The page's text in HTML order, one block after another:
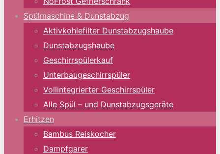
Spülmaschine & Dunstabzug
Aktivkohlefilter Dunstabzugshaube
Dunstabzugshaube
Geschirrspülerkauf
Unterbaugeschirrspüler
Vollintegrierter Geschirrspüler
Alle Spül – und Dunstabzugsgeräte
Erhitzen
Bambus Reiskocher
Dampfgarer